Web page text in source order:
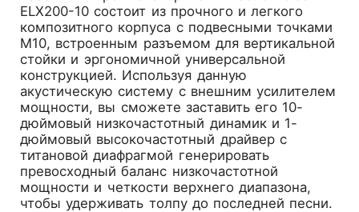
ELX200-10 состоит из прочного и легкого
композитного корпуса с подвесными точками
M10, встроенным разъемом для вертикальной
стойки и эргономичной универсальной
конструкцией. Используя данную
акустическую систему с внешним усилителем
мощности, вы сможете заставить его 10-
дюймовый низкочастотный динамик и 1-
дюймовый высокочастотный драйвер с
титановой диафрагмой генерировать
превосходный баланс низкочастотной
мощности и четкости верхнего диапазона,
чтобы удерживать толпу до последней песни.